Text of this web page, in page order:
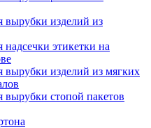
изделий из
этикетки на
изделий из мягких
стопой пакетов